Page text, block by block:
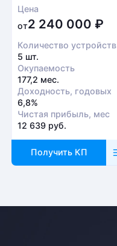
Цена
от2 240 000 ₽
Количество устройств
5 шт.
Окупаемость
177,2 мес.
Доходность, годовых
6,8%
Чистая прибыль, мес
12 639 руб.
Получить КП